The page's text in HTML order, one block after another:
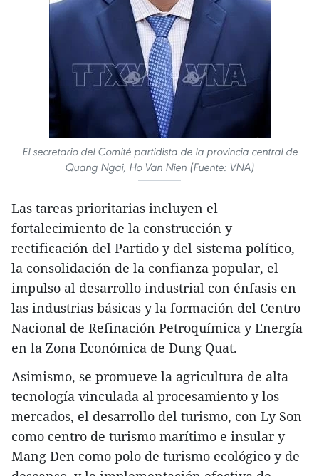
El secretario del Comité partidista de la provincia central de
Quang Ngai, Ho Van Nien (Fuente: VNA)
Las tareas prioritarias incluyen el
fortalecimiento de la construcción y
rectificación del Partido y del sistema político,
la consolidación de la confianza popular, el
impulso al desarrollo industrial con énfasis en
las industrias básicas y la formación del Centro
Nacional de Refinación Petroquímica y Energía
en la Zona Económica de Dung Quat.
Asimismo, se promueve la agricultura de alta
tecnología vinculada al procesamiento y los
mercados, el desarrollo del turismo, con Ly Son
como centro de turismo marítimo e insular y
Mang Den como polo de turismo ecológico y de